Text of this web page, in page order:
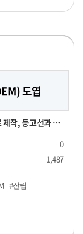
데이터
이터 - 기간
별, 연령대, 구매
스켓 분석 등에
0
129
#채소
기준 TOP 100
0
92
플4
며 사진마다 화질0
107
플2
종당 9만 9천원 --
수 ▷ 카페 : 바닐
노(HOT), 아메
마끼아또
0
106
3
이터
"를 기반으로,
Networks)
데이터
터(Synthetic
는 실제 데이터
1
89
#정신건강
도엽
작, 등고선과 표
간 및 범위 :
없습니다. 공공
0
1,487
#산림